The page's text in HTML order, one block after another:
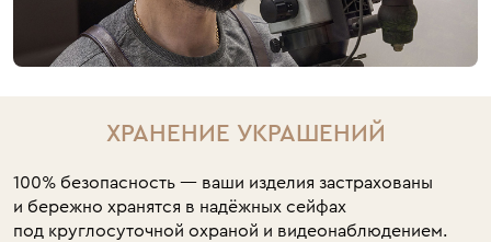
ХРАНЕНИЕ УКРАШЕНИЙ
100% безопасность — ваши изделия застрахованы
и бережно хранятся в надёжных сейфах
под круглосуточной охраной и видеонаблюдением.